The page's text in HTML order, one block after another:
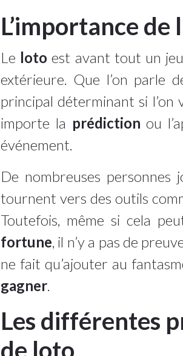
L’importance
Le loto est avant tout un
extérieure. Que l’on parle
principal déterminant si l’on
importe la prédiction ou
événement.
De nombreuses
tournent vers des outils
Toutefois, même si cela
fortune , il n’y a pas de
ne fait qu’ajouter au
gagner
Les différentes
de loto